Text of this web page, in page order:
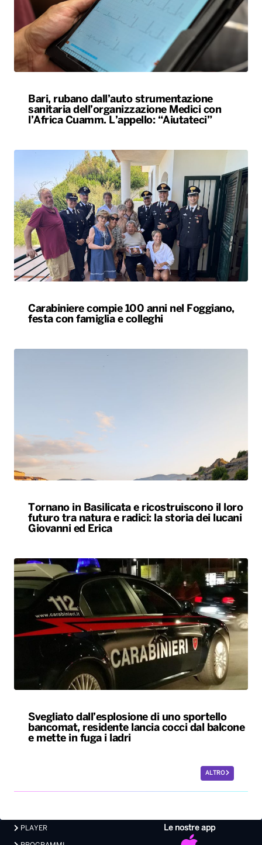
Bari, rubano dall’auto strumentazione
sanitaria dell’organizzazione Medici con
l’Africa Cuamm. L’appello: “Aiutateci”
Carabiniere compie 100 anni nel Foggiano,
festa con famiglia e colleghi
Tornano in Basilicata e ricostruiscono il loro
futuro tra natura e radici: la storia dei lucani
Giovanni ed Erica
Svegliato dall’esplosione di uno sportello
bancomat, residente lancia cocci dal balcone
e mette in fuga i ladri
ALTRO
PLAYER
LAVORA CON NOI